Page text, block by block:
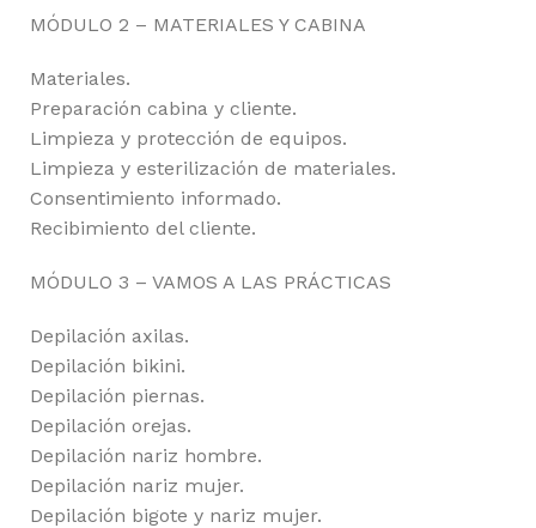
MÓDULO 2 – MATERIALES Y CABINA
Materiales.
Preparación cabina y cliente.
Limpieza y protección de equipos.
Limpieza y esterilización de materiales.
Consentimiento informado.
Recibimiento del cliente.
MÓDULO 3 – VAMOS A LAS PRÁCTICAS
Depilación axilas.
Depilación bikini.
Depilación piernas.
Depilación orejas.
Depilación nariz hombre.
Depilación nariz mujer.
Depilación bigote y nariz mujer.